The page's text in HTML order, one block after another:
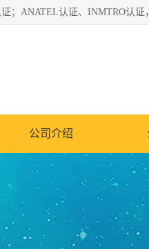
公司介绍